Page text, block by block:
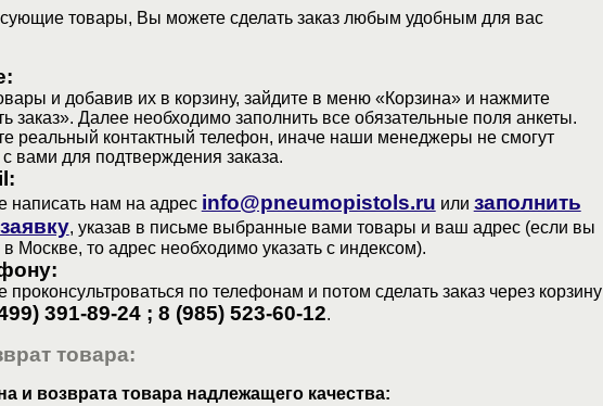
товары, Вы можете сделать заказ любым удобным для вас
и добавив их в корзину, зайдите в меню «Корзина» и нажмите
заказ». Далее необходимо заполнить все обязательные поля анкеты.
реальный контактный телефон, иначе наши менеджеры не смогут
с вами для подтверждения заказа.
написать нам на адрес info@pneumopistols.ru или заполнить
, указав в письме выбранные вами товары и ваш адрес (если вы
Москве, то адрес необходимо указать с индексом).
проконсультроваться по телефонам и потом сделать заказ через корзину
391-89-24 ; 8 (985) 523-60-12.
товара:
и возврата товара надлежащего качества: